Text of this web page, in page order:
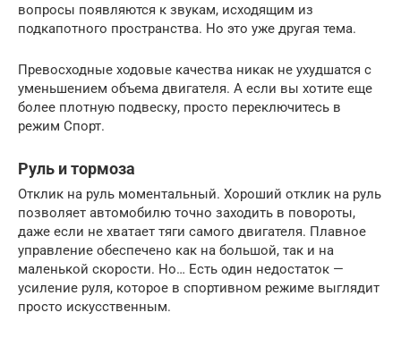
вопросы появляются к звукам, исходящим из
подкапотного пространства. Но это уже другая тема.
Превосходные ходовые качества никак не ухудшатся с
уменьшением объема двигателя. А если вы хотите еще
более плотную подвеску, просто переключитесь в
режим Спорт.
Руль и тормоза
Отклик на руль моментальный. Хороший отклик на руль
позволяет автомобилю точно заходить в повороты,
даже если не хватает тяги самого двигателя. Плавное
управление обеспечено как на большой, так и на
маленькой скорости. Но… Есть один недостаток —
усиление руля, которое в спортивном режиме выглядит
просто искусственным.